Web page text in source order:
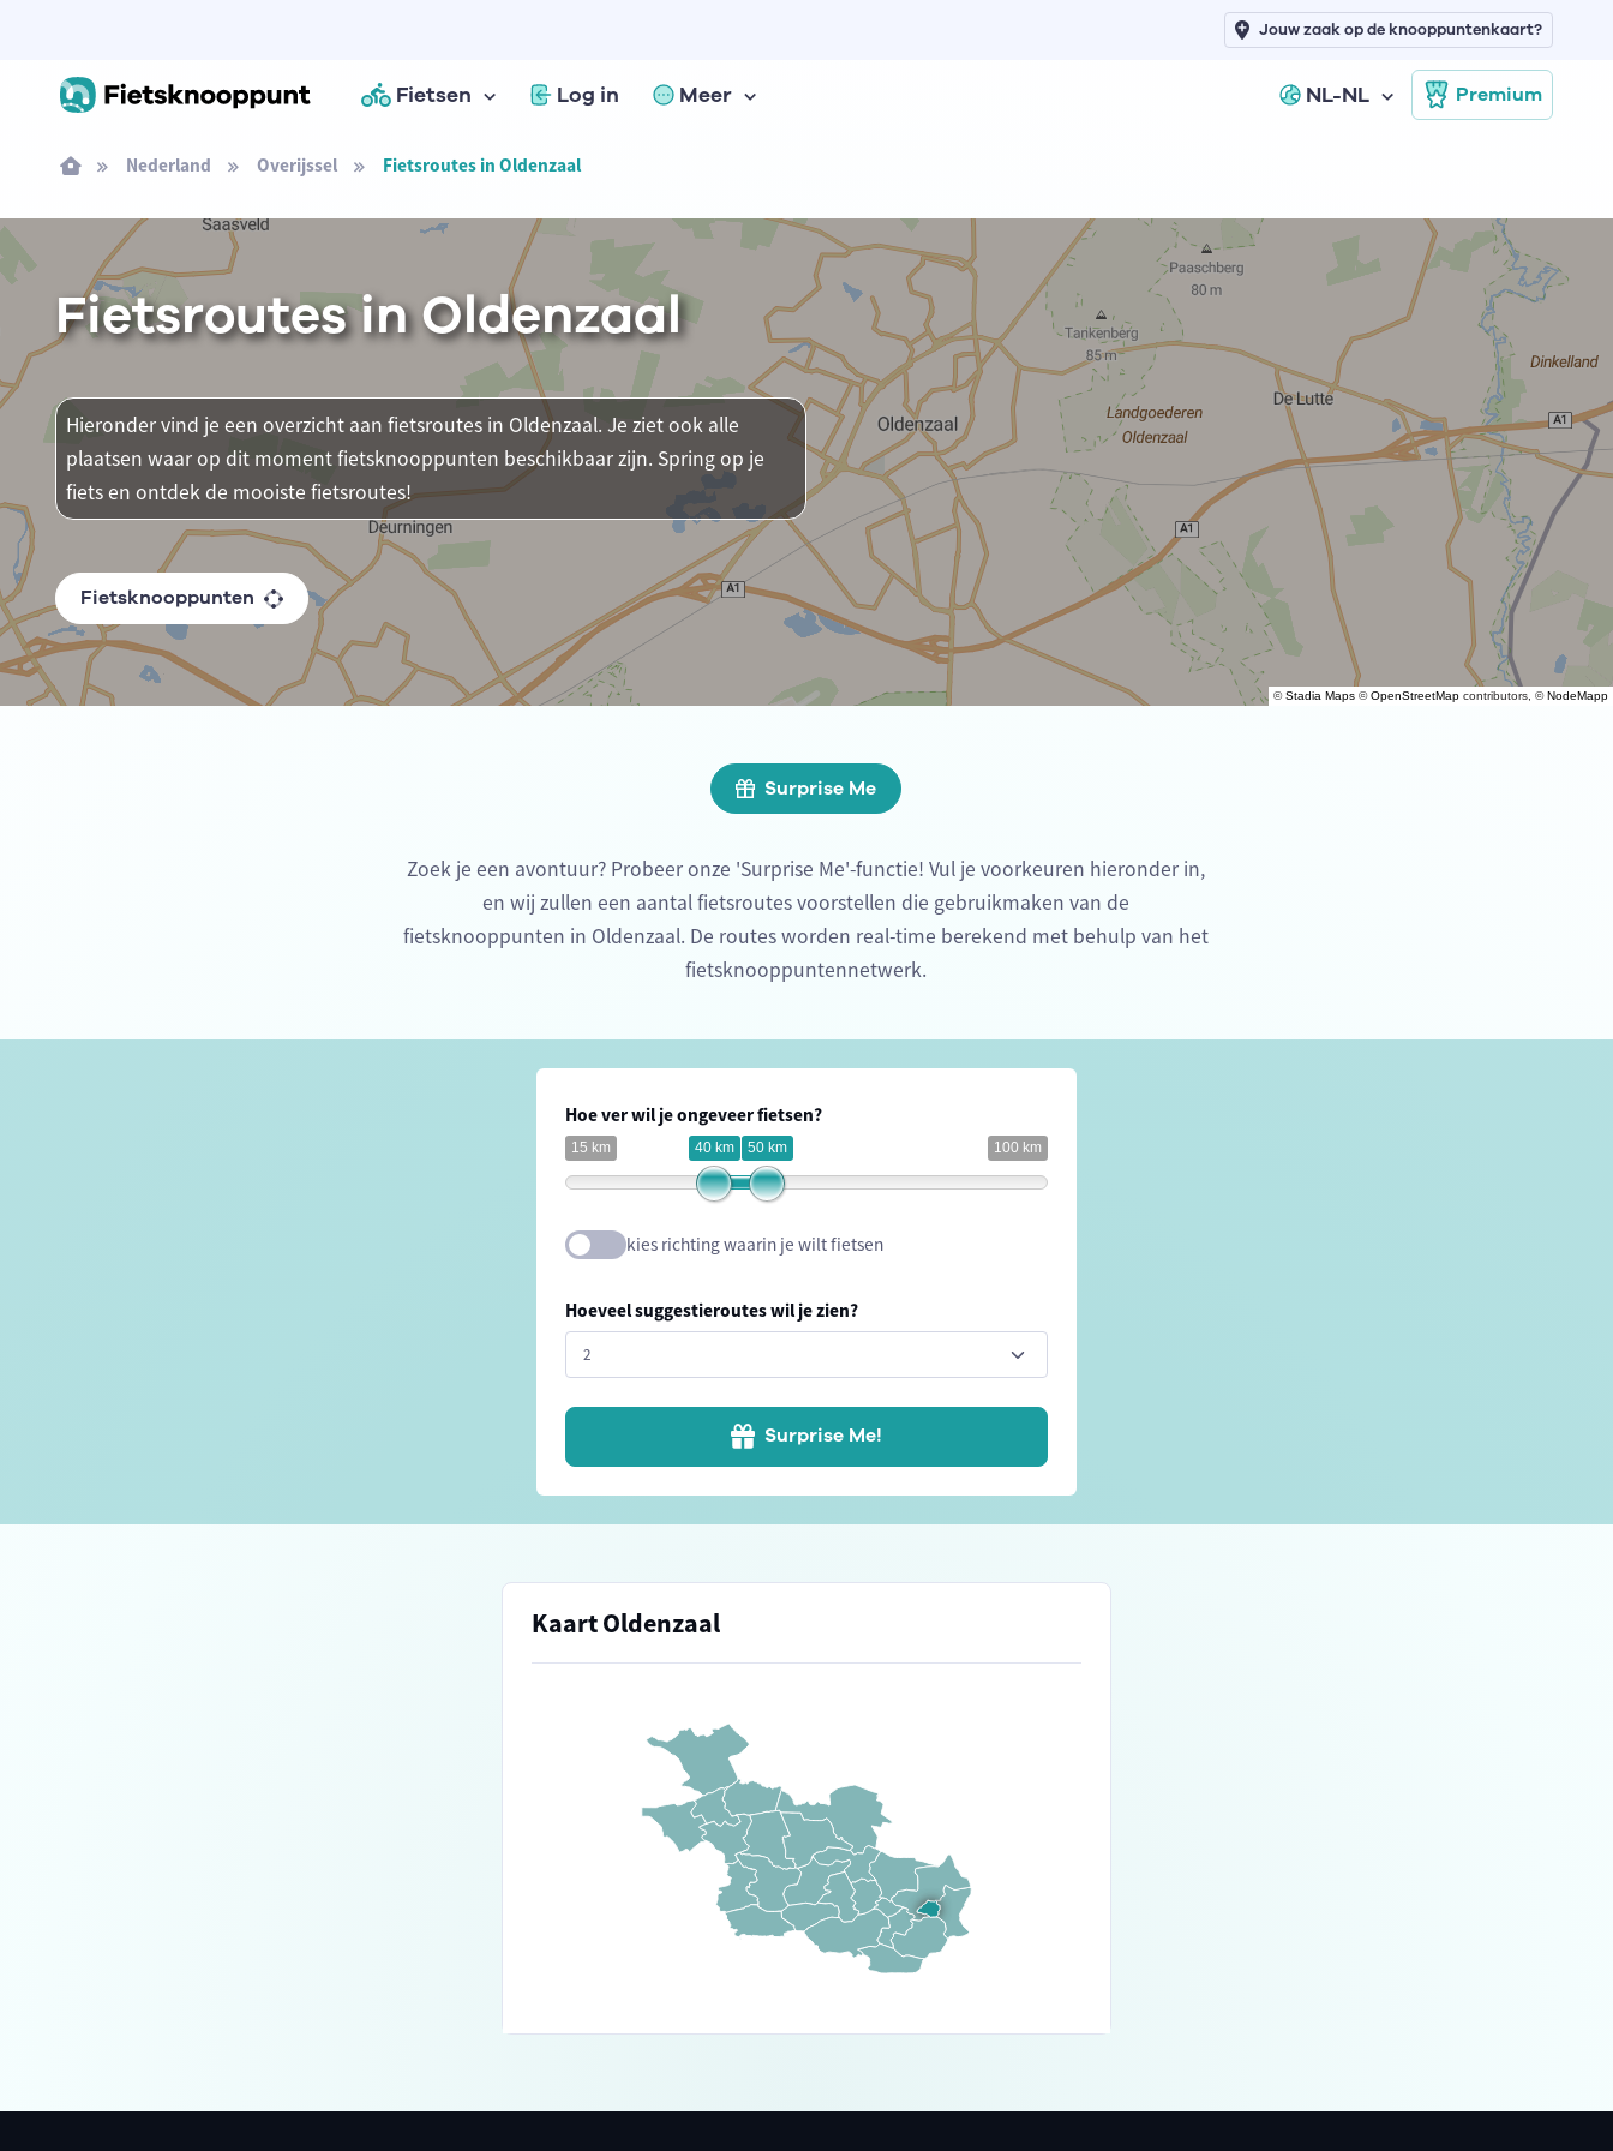
Fietsen Log in Meer NL-NL Premium
Jouw zaak op de knooppuntenkaart?
Nederland Overijssel Fietsroutes in Oldenzaal
©Stadia Maps ©OpenStreetMap contributors, ©NodeMapp
Fietsroutes in Oldenzaal
Hieronder vind je een overzicht aan fietsroutes in Oldenzaal. Je ziet ook alle
plaatsen waar op dit moment fietsknooppunten beschikbaar zijn. Spring op je
fiets en ontdek de mooiste fietsroutes!
Fietsknooppunten
Surprise Me
Zoek je een avontuur? Probeer onze 'Surprise Me'-functie! Vul je voorkeuren hieronder in,
en wij zullen een aantal fietsroutes voorstellen die gebruikmaken van de
fietsknooppunten in Oldenzaal. De routes worden real-time berekend met behulp van het
fietsknooppuntennetwerk.
Hoe ver wil je ongeveer fietsen?
15 km 100 km
40 km 50 km
kies richting waarin je wilt fietsen
Hoeveel suggestieroutes wil je zien?
Surprise Me!
Kaart Oldenzaal